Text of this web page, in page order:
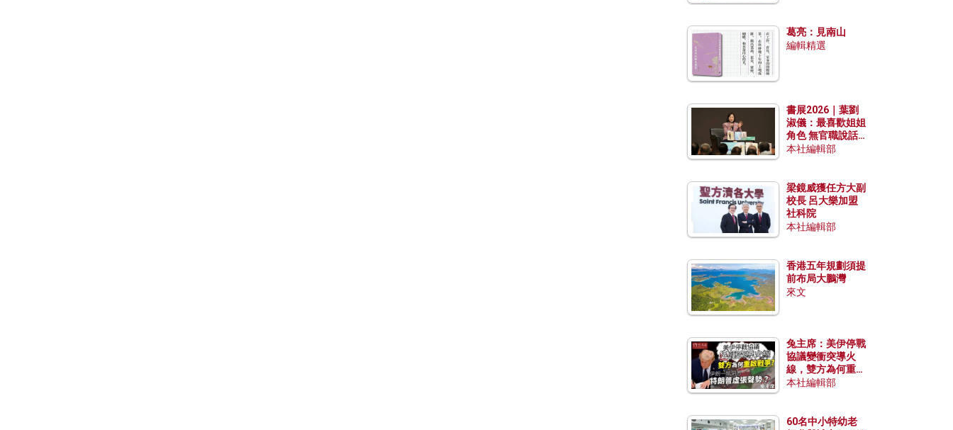
葛亮：見南山
編輯精選
書展2026｜葉劉
淑儀：最喜歡姐姐
角色 無官職說話
包袱少
本社編輯部
梁鏡威獲任方大副
校長 呂大樂加盟
社科院
本社編輯部
香港五年規劃須提
前布局大鵬灣
來文
兔主席：美伊停戰
協議變衝突導火
線，雙方為何重啟
戰爭？伊朗一早洞
本社編輯部
60名中小特幼老